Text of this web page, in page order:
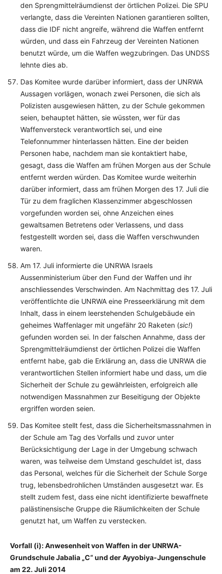
den Sprengmittelräumdienst der örtlichen Polizei. Die SPU
verlangte, dass die Vereinten Nationen garantieren sollten,
dass die IDF nicht angreife, während die Waffen entfernt
würden, und dass ein Fahrzeug der Vereinten Nationen
benutzt würde, um die Waffen wegzubringen. Das UNDSS
lehnte dies ab.
Das Komitee wurde darüber informiert, dass der UNRWA
Aussagen vorlägen, wonach zwei Personen, die sich als
Polizisten ausgewiesen hätten, zu der Schule gekommen
seien, behauptet hätten, sie wüssten, wer für das
Waffenversteck verantwortlich sei, und eine
Telefonnummer hinterlassen hätten. Eine der beiden
Personen habe, nachdem man sie kontaktiert habe,
gesagt, dass die Waffen am frühen Morgen aus der Schule
entfernt werden würden. Das Komitee wurde weiterhin
darüber informiert, dass am frühen Morgen des 17. Juli die
Tür zu dem fraglichen Klassenzimmer abgeschlossen
vorgefunden worden sei, ohne Anzeichen eines
gewaltsamen Betretens oder Verlassens, und dass
festgestellt worden sei, dass die Waffen verschwunden
waren.
Am 17. Juli informierte die UNRWA Israels
Aussenministerium über den Fund der Waffen und ihr
anschliessendes Verschwinden. Am Nachmittag des 17. Juli
veröffentlichte die UNRWA eine Presseerklärung mit dem
Inhalt, dass in einem leerstehenden Schulgebäude ein
geheimes Waffenlager mit ungefähr 20 Raketen (sic!)
gefunden worden sei. In der falschen Annahme, dass der
Sprengmittelräumdienst der örtlichen Polizei die Waffen
entfernt habe, gab die Erklärung an, dass die UNRWA die
verantwortlichen Stellen informiert habe und dass, um die
Sicherheit der Schule zu gewährleisten, erfolgreich alle
notwendigen Massnahmen zur Beseitigung der Objekte
ergriffen worden seien.
Das Komitee stellt fest, dass die Sicherheitsmassnahmen in
der Schule am Tag des Vorfalls und zuvor unter
Berücksichtigung der Lage in der Umgebung schwach
waren, was teilweise dem Umstand geschuldet ist, dass
das Personal, welches für die Sicherheit der Schule Sorge
trug, lebensbedrohlichen Umständen ausgesetzt war. Es
stellt zudem fest, dass eine nicht identifizierte bewaffnete
palästinensische Gruppe die Räumlichkeiten der Schule
genutzt hat, um Waffen zu verstecken.
Vorfall (i): Anwesenheit von Waffen in der UNRWA-
Grundschule Jabalia „C“ und der Ayyobiya-Jungenschule
am 22. Juli 2014